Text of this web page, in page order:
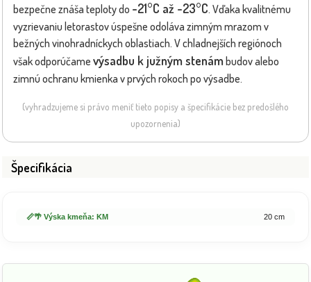
bezpečne znáša teploty do -21°C až -23°C. Vďaka kvalitnému
vyzrievaniu letorastov úspešne odoláva zimným mrazom v
bežných vinohradníckych oblastiach. V chladnejších regiónoch
však odporúčame výsadbu k južným stenám budov alebo
zimnú ochranu kmienka v prvých rokoch po výsadbe.
(vyhradzujeme si právo meniť tieto popisy a špecifikácie bez predošlého
upozornenia)
Špecifikácia
📏🌴 Výska kmeňa: KM 20 cm